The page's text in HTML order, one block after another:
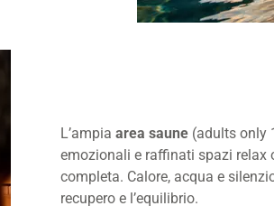
L’ampia area saune (adults only
emozionali e raffinati spazi relax
completa. Calore, acqua e
recupero e l’equilibrio.